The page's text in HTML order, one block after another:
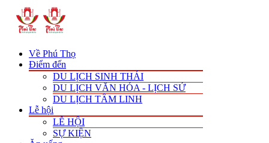
Về Phú Thọ
Điểm đến
DU LỊCH SINH THÁI
DU LỊCH VĂN HÓA - LỊCH SỬ
DU LỊCH TÂM LINH
Lễ hội
LỄ HỘI
SỰ KIỆN